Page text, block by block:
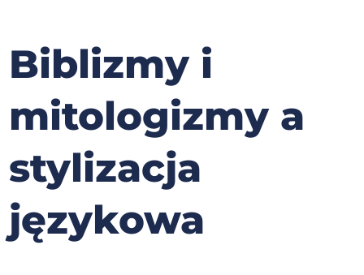
Biblizmy i
mitologizmy a
stylizacja
językowa